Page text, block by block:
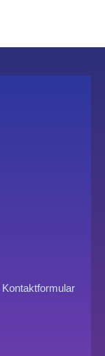
Kontaktformular